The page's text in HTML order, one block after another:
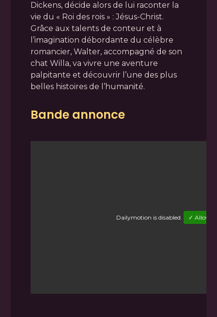
Dickens, décide alors de lui raconter la
vie du « Roi des rois » : Jésus-Christ.
Grâce aux talents de conteur et à
l’imagination débordante du célèbre
romancier, Walter, accompagné de son
chat Willa, va vivre une aventure
palpitante et découvrir l’une des plus
belles histoires de l’humanité.
Bande annonce
Dailymotion is disabled. ✓ Allow